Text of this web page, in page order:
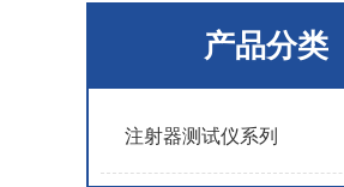
产品分类
注射器测试仪系列